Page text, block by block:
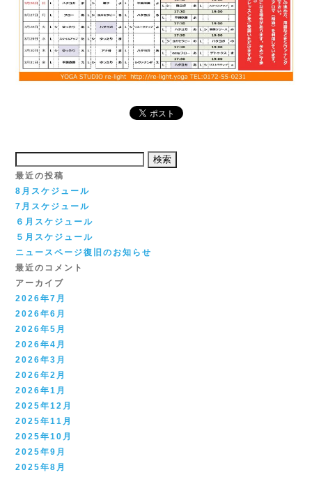
索:
最近の投稿
8月スケジュール
7月スケジュール
６月スケジュール
５月スケジュール
ニュースページ復旧のお知らせ
最近のコメント
アーカイブ
2026年7月
2026年6月
2026年5月
2026年4月
2026年3月
2026年2月
2026年1月
2025年12月
2025年11月
2025年10月
2025年9月
2025年8月